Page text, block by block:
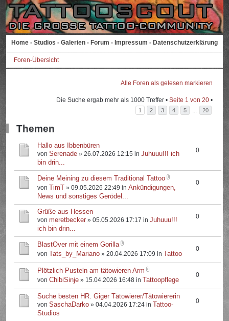
Home - Studios - Galerien - Forum - Impressum - Datenschutzerklärung
Foren-Übersicht
Alle Foren als gelesen markieren
Die Suche ergab mehr als 1000 Treffer • Seite 1 von 20•
1 2 3 4 5 ... 20
Themen
Hallo aus Ibbenbüren
vonSerenade » 26.07.2026 12:15 inJuhuuu!!! ich
bin drin...
0
Deine Meining zu diesem Traditional Tattoo
von TimT » 09.05.2026 22:49 inAnkündigungen,
News und sonstiges Gerödel...
0
Grüße aus Hessen
vonmeretbecker » 05.05.2026 17:17 inJuhuuu!!!
ich bin drin...
0
BlastOver mit einem Gorilla
von Tats_by_Mariano » 20.04.2026 17:09 in Tattoo
0
Plötzlich Pusteln am tätowieren Arm
vonChibiSinje » 15.04.2026 16:48 in Tattoopflege
0
Suche besten HR. Giger Tätowierer/Tätowiererin
vonSaschaDarko » 04.04.2026 17:24 in Tattoo-
Studios
0